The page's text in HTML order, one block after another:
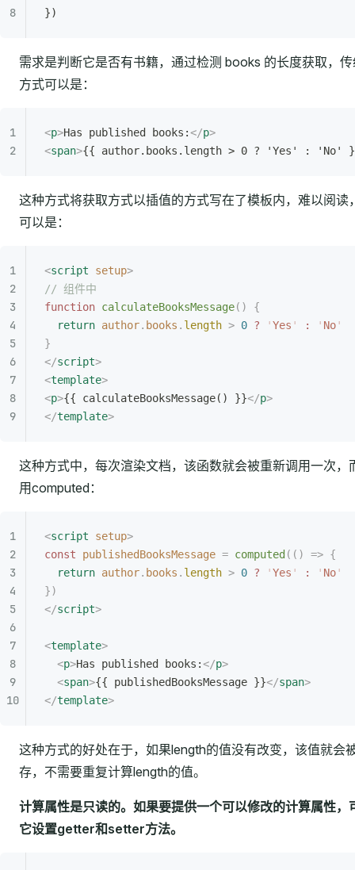
})
需求是判断它是否有书籍，通过检测 books 的长度获取，
方式可以是：
<p>Has published books:</p>
<span>{{ author.books.length > 0 ? 'Yes' : 'No'
这种方式将获取方式以插值的方式写在了模板内，难以阅读
可以是：
<script setup>
// 组件中
function calculateBooksMessage()
{
  return
author. books . length > 0 ? 'Yes ' : ' No'
}
</script>
<template>
<p>{{ calculateBooksMessage() }}</p>
</template>
这种方式中，每次渲染文档，该函数就会被重新调用一次，
用computed：
<script setup>
const publishedBooksMessage = computed (() => {
  return
author. books . length > 0 ? 'Yes ' : ' No'
})
</script>
<template>
  <
p>Has published books:</p>
  <
span>{{ publishedBooksMessage }}</span>
</template>
这种方式的好处在于，如果length的值没有改变，该值就会
存，不需要重复计算length的值。
计算属性是只读的。如果要提供一个可以修改的计算属性，
它设置getter和setter方法。